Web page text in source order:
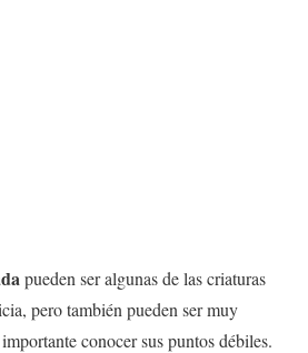
pueden ser algunas de las criaturas
pero también pueden ser muy
conocer sus puntos débiles.